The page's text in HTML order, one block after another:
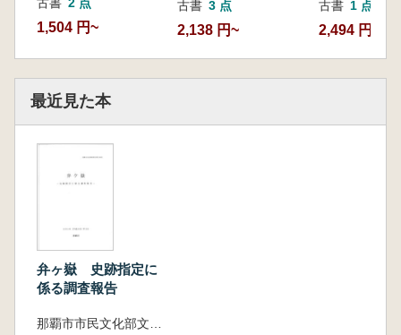
1,504 円~
古書 3 点
2,138 円~
古書 1 点
2,494 円
最近見た本
弁ヶ嶽 史跡指定に
係る調査報告